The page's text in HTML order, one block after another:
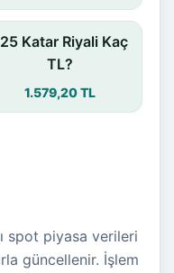
Katar Riyali Kaç
TL?
1.579,20 TL
spot piyasa verileri
güncellenir. İşlem